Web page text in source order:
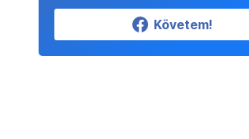
Követem!